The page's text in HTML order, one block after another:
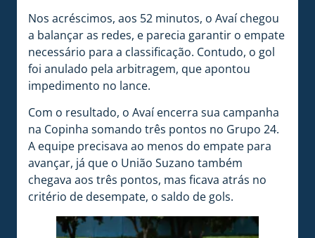
Nos acréscimos, aos 52 minutos, o Avaí chegou
a balançar as redes, e parecia garantir o empate
necessário para a classificação. Contudo, o gol
foi anulado pela arbitragem, que apontou
impedimento no lance.
Com o resultado, o Avaí encerra sua campanha
na Copinha somando três pontos no Grupo 24.
A equipe precisava ao menos do empate para
avançar, já que o União Suzano também
chegava aos três pontos, mas ficava atrás no
critério de desempate, o saldo de gols.